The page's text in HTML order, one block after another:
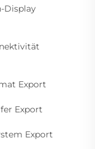
Display
Export
Export
Export